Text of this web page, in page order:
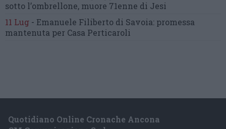
sotto l’ombrellone, muore 71enne di Jesi
11 Lug - Emanuele Filiberto di Savoia: promessa
mantenuta per Casa Perticaroli
Quotidiano Online Cronache Ancona